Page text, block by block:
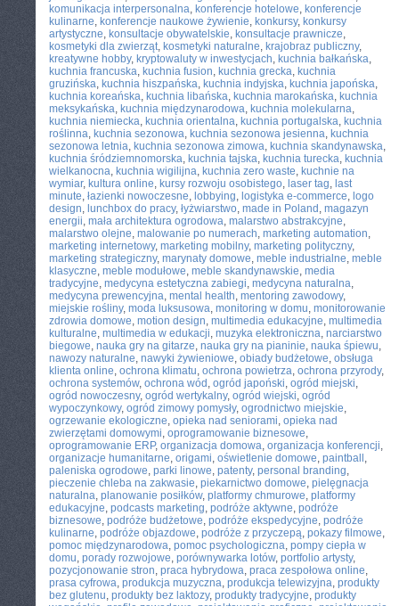
komunikacja interpersonalna, konferencje hotelowe, konferencje
kulinarne, konferencje naukowe żywienie, konkursy, konkursy
artystyczne, konsultacje obywatelskie, konsultacje prawnicze,
kosmetyki dla zwierząt, kosmetyki naturalne, krajobraz publiczny,
kreatywne hobby, kryptowaluty w inwestycjach, kuchnia bałkańska,
kuchnia francuska, kuchnia fusion, kuchnia grecka, kuchnia
gruzińska, kuchnia hiszpańska, kuchnia indyjska, kuchnia japońska,
kuchnia koreańska, kuchnia libańska, kuchnia marokańska, kuchnia
meksykańska, kuchnia międzynarodowa, kuchnia molekularna,
kuchnia niemiecka, kuchnia orientalna, kuchnia portugalska, kuchnia
roślinna, kuchnia sezonowa, kuchnia sezonowa jesienna, kuchnia
sezonowa letnia, kuchnia sezonowa zimowa, kuchnia skandynawska,
kuchnia śródziemnomorska, kuchnia tajska, kuchnia turecka, kuchnia
wielkanocna, kuchnia wigilijna, kuchnia zero waste, kuchnie na
wymiar, kultura online, kursy rozwoju osobistego, laser tag, last
minute, łazienki nowoczesne, lobbying, logistyka e-commerce, logo
design, lunchbox do pracy, łyżwiarstwo, made in Poland , magazyn
energii, mała architektura ogrodowa, malarstwo abstrakcyjne,
malarstwo olejne, malowanie po numerach, marketing automation,
marketing internetowy, marketing mobilny, marketing polityczny,
marketing strategiczny, marynaty domowe, meble industrialne, meble
klasyczne, meble modułowe, meble skandynawskie, media
tradycyjne, medycyna estetyczna zabiegi, medycyna naturalna,
medycyna prewencyjna, mental health, mentoring zawodowy,
miejskie rośliny, moda luksusowa, monitoring w domu, monitorowanie
zdrowia domowe, motion design, multimedia edukacyjne, multimedia
kulturalne, multimedia w edukacji, muzyka elektroniczna, narciarstwo
biegowe, nauka gry na gitarze, nauka gry na pianinie, nauka śpiewu,
nawozy naturalne, nawyki żywieniowe, obiady budżetowe, obsługa
klienta online, ochrona klimatu, ochrona powietrza, ochrona przyrody,
ochrona systemów, ochrona wód , ogród japoński, ogród miejski,
ogród nowoczesny, ogród wertykalny, ogród wiejski, ogród
wypoczynkowy, ogród zimowy pomysły, ogrodnictwo miejskie,
ogrzewanie ekologiczne, opieka nad seniorami, opieka nad
zwierzętami domowymi, oprogramowanie biznesowe,
oprogramowanie ERP, organizacja domowa, organizacja konferencji,
organizacje humanitarne, origami, oświetlenie domowe, paintball ,
paleniska ogrodowe, parki linowe, patenty, personal branding,
pieczenie chleba na zakwasie, piekarnictwo domowe, pielęgnacja
naturalna, planowanie posiłków, platformy chmurowe, platformy
edukacyjne, podcasts marketing, podróże aktywne, podróże
biznesowe, podróże budżetowe, podróże ekspedycyjne, podróże
kulinarne, podróże objazdowe, podróże z przyczepą, pokazy filmowe,
pomoc międzynarodowa, pomoc psychologiczna, pompy ciepła w
domu, porady rozwojowe, porównywarka lotów, portfolio artysty,
pozycjonowanie stron, praca hybrydowa, praca zespołowa online,
prasa cyfrowa, produkcja muzyczna, produkcja telewizyjna, produkty
bez glutenu, produkty bez laktozy, produkty tradycyjne, produkty